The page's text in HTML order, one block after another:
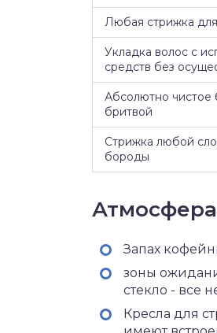
Любая стрижка
Укладка волос с
средств без
Абсолютно чистое
бритвой
Стрижка любой
бороды
Запах
зоны
стекло - все
Кресла для